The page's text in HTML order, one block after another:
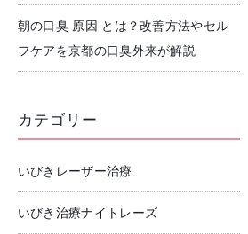
朝の口臭 原因 とは？改善方法やセル
フケアを京都の口臭外来が解説
カテゴリー
いびきレーザー治療
いびき治療ナイトレーズ